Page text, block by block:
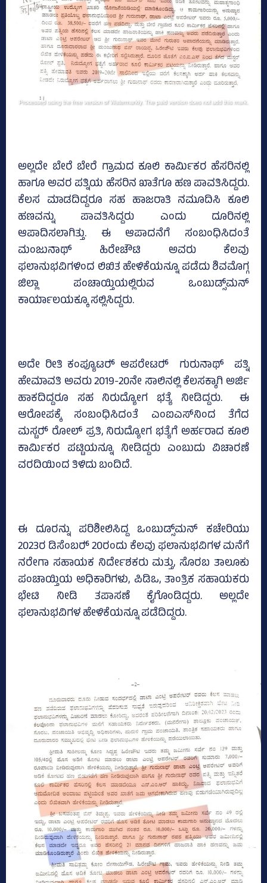
ಅಲ್ಲದೇ ಬೇರೆ ಬೇರೆ ಗ್ರಾಮದ ಕೂಲಿ ಕಾರ್ಮಿಕರ ಹೆಸರಿನಲ್ಲಿ
ಹಾಗೂ ಅವರ ಪತ್ನಿಯ ಹೆಸರಿನ ಖಾತೆಗೂ ಹಣ ಪಾವತಿಸಿದ್ದರು.
ಕೆಲಸ ಮಾಡದಿದ್ದರೂ ಸಹ ಹಾಜರಾತಿ ನಮೂದಿಸಿ ಕೂಲಿ
ಹಣವನ್ನು ಪಾವತಿಸಿದ್ದರು ಎಂದು ದೂರಿನಲ್ಲಿ
ಆಪಾದಿಸಲಾಗಿತ್ತು. ಈ ಆಪಾದನೆಗೆ ಸಂಬಂಧಿಸಿದಂತೆ
ಮಂಜುನಾಥ್‌ ಹಿರೇಚೌಟಿ ಅವರು ಕೆಲವು
ಫಲಾನುಭವಿಗಳಿಂದ ಲಿಖಿತ ಹೇಳಿಕೆಯನ್ನೂ ಪಡೆದು ಶಿವಮೊಗ್ಗ
ಜಿಲ್ಲಾ ಪಂಚಾಯ್ತಿಯಲ್ಲಿರುವ ಒಂಬುಡ್ಸ್‌ಮನ್‌
ಕಾರ್ಯಾಲಯಕ್ಕೂ ಸಲ್ಲಿಸಿದ್ದರು.
ಅದೇ ರೀತಿ ಕಂಪ್ಯೂಟರ್‍‌ ಆಪರೇಟರ್‍‌ ಗುರುನಾಥ್‌ ಪತ್ನಿ
ಹೇಮಾವತಿ ಅವರು 2019-20ನೇ ಸಾಲಿನಲ್ಲಿ ಕೆಲಸಕ್ಕಾಗಿ ಅರ್ಜಿ
ಹಾಕದಿದ್ದರೂ ಸಹ ನಿರುದ್ಯೋಗ ಭತ್ಯೆ ನೀಡಿದ್ದರು. ಈ
ಆರೋಪಕ್ಕೆ ಸಂಬಂಧಿಸಿದಂತೆ ಎಂಐಎಸ್‌ನಿಂದ ತೆಗೆದ
ಮಸ್ಟರ್‍‌ ರೋಲ್‌ ಪ್ರತಿ, ನಿರುದ್ಯೋಗ ಭತ್ಯೆಗೆ ಅರ್ಹರಾದ ಕೂಲಿ
ಕಾರ್ಮಿಕರ ಪಟ್ಟಿಯನ್ನೂ ನೀಡಿದ್ದರು ಎಂಬುದು ವಿಚಾರಣೆ
ವರದಿಯಿಂದ ತಿಳಿದು ಬಂದಿದೆ.
ಈ ದೂರನ್ನು ಪರಿಶೀಲಿಸಿದ್ದ ಒಂಬುಡ್ಸ್‌ಮನ್‌ ಕಚೇರಿಯು
2023ರ ಡಿಸೆಂಬರ್‍‌ 20ರಂದು ಕೆಲವು ಫಲಾನುಭವಿಗಳ ಮನೆಗೆ
ನರೇಗಾ ಸಹಾಯಕ ನಿರ್ದೇಶಕರು ಮತ್ತು, ಸೊರಬ ತಾಲೂಕು
ಪಂಚಾಯ್ತಿಯ ಅಧಿಕಾರಿಗಳು, ಪಿಡಿಒ, ತಾಂತ್ರಿಕ ಸಹಾಯಕರು
ಭೇಟಿ ನೀಡಿ ತಪಾಸಣೆ ಕೈಗೊಂಡಿದ್ದರು. ಅಲ್ಲದೇ
ಫಲಾನುಭವಿಗಳ ಹೇಳಿಕೆಯನ್ನೂ ಪಡೆದಿದ್ದರು.